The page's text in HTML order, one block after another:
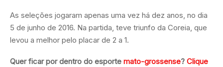
As seleções jogaram apenas uma vez há dez anos, no dia
5 de junho de 2016. Na partida, teve triunfo da Coreia, que
levou a melhor pelo placar de 2 a 1.
Quer ficar por dentro do esporte mato-grossense? Clique